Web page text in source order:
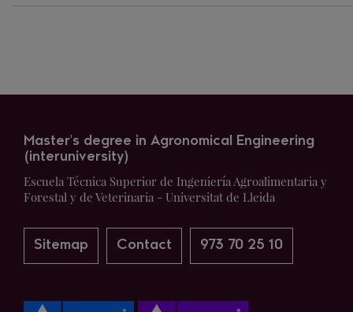
Master's degree in Agronomical Engineering
(interuniversity)
Escuela Técnica Superior de Ingeniería Agroalimentaria y
Forestal y de Veterinaria - Universitat de Lleida
Sitemap Contact 973 70 25 10